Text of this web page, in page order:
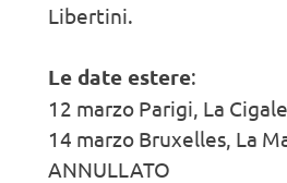
Libertini.
Le date estere:
12 marzo Parigi, La
14 marzo Bruxelles, La
ANNULLATO